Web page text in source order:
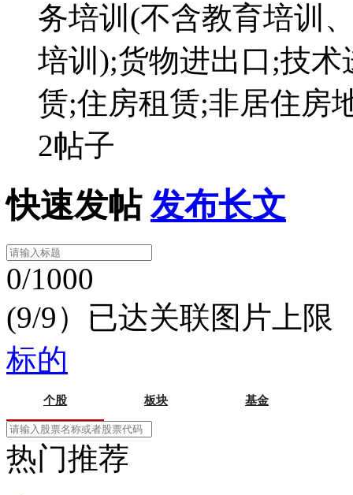
务培训(不含教育培训
培训);货物进出口;技
赁;住房租赁;非居住房
2帖子
快速发帖 发布长文
0/1000
(9/9）已达关联图片上限
标的
个股 板块 基金
热门推荐